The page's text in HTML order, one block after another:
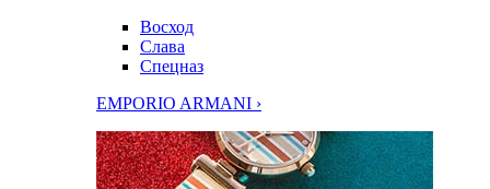
Восход
Слава
Спецназ
EMPORIO ARMANI ›